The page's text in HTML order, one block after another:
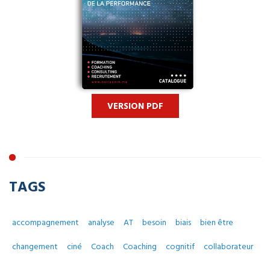
VERSION PDF
TAGS
accompagnement analyse AT besoin biais
bien être
changement
ciné Coach Coaching cognitif
collaborateur